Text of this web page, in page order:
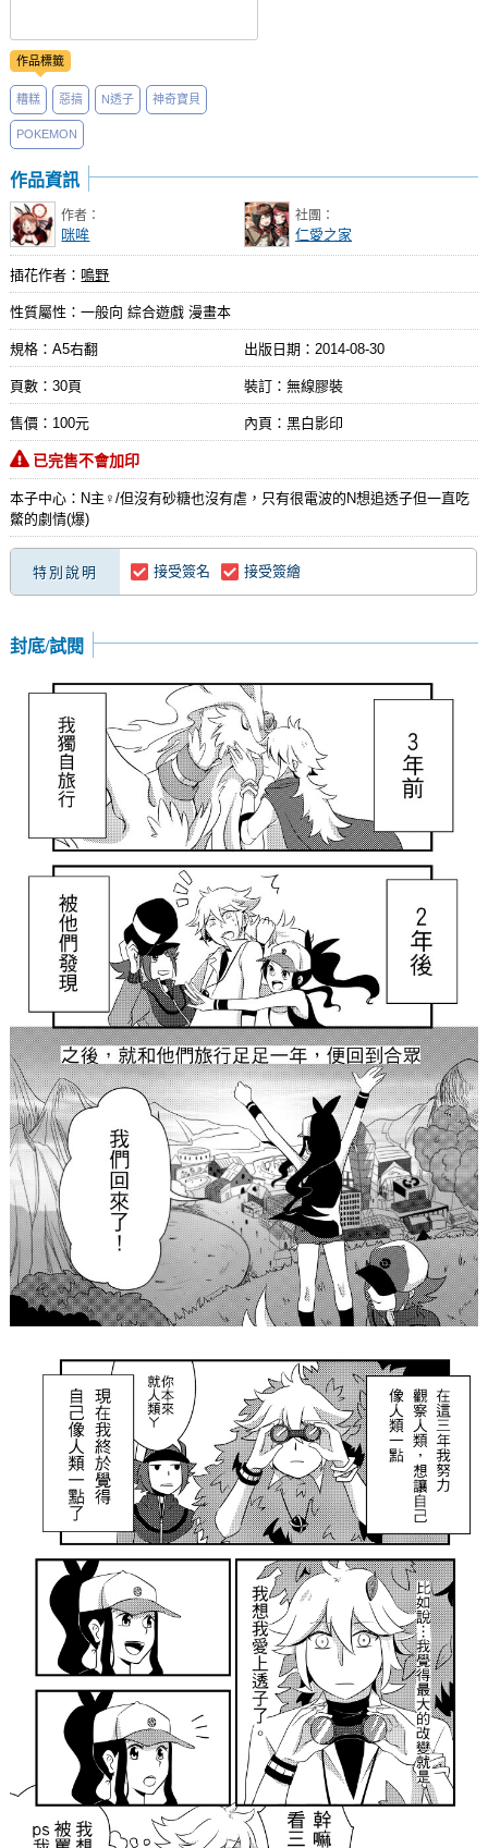
作品標籤
糟糕 惡搞 N透子 神奇寶貝
POKEMON
作品資訊
作者：
咪哞
社團：
仁愛之家
插花作者： 鳴野
性質屬性：一般向 綜合遊戲 漫畫本
規格：A5右翻 出版日期： 2014-08-30
頁數：30頁 裝訂：無線膠裝
售價：100元 內頁：黑白影印
已完售不會加印
本子中心：N主♀/但沒有砂糖也沒有虐，只有很電波的N想追透子但一直吃
鱉的劇情(爆)
特別說明 接受簽名 接受簽繪
封底/試閱